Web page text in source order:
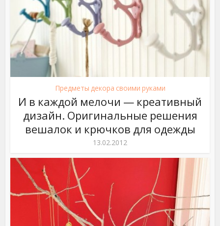
Предметы декора своими руками
И в каждой мелочи — креативный
дизайн. Оригинальные решения
вешалок и крючков для одежды
13.02.2012